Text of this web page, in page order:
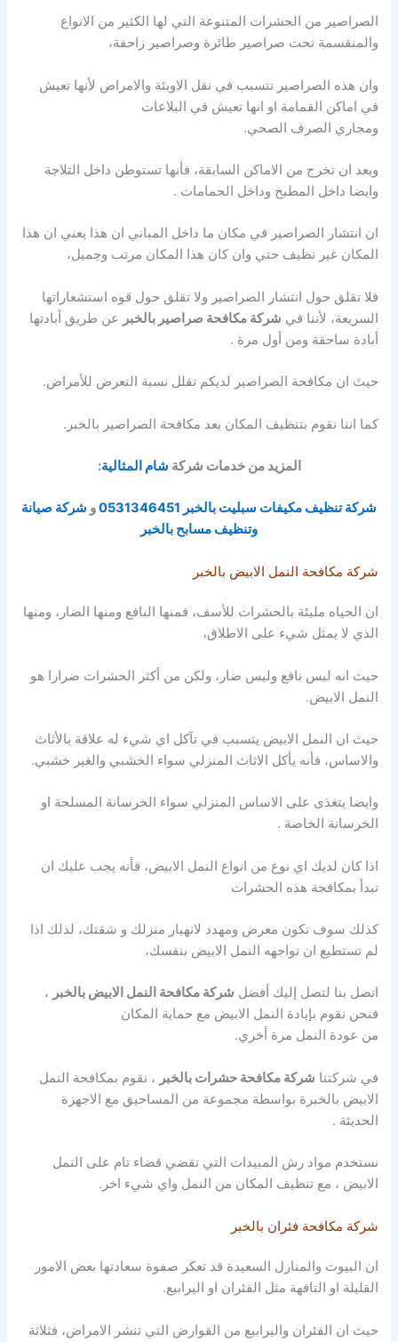
الصراصير من الحشرات المتنوعة التي لها الكثير من الانواع
والمنقسمة تحت صراصير طائرة وصراصير زاحفة،
وان هذه الصراصير تتسبب في نقل الاوبئة والامراض لأنها تعيش
في اماكن القمامة او انها تعيش في البلاعات
ومجاري الصرف الصحي.
وبعد ان تخرج من الاماكن السابقة، فأنها تستوطن داخل الثلاجة
وايضا داخل المطبخ وداخل الحمامات .
ان انتشار الصراصير في مكان ما داخل المباني ان هذا يعني ان هذا
المكان غير نظيف حتي وان كان هذا المكان مرتب وجميل،
فلا تقلق حول انتشار الصراصير ولا تقلق حول قوه استشعاراتها
السريعة، لأننا في شركة مكافحة صراصير بالخبر عن طريق أبادتها
أبادة ساحقة ومن أول مرة .
حيث ان مكافحة الصراصير لديكم تقلل نسبة التعرض للأمراض.
كما اننا نقوم بتنظيف المكان بعد مكافحة الصراصير بالخبر.
المزيد من خدمات شركة شام المثالية:
شركة تنظيف مكيفات سبليت بالخبر 0531346451 و شركة صيانة
وتنظيف مسابح بالخبر
شركة مكافحة النمل الابيض بالخبر
ان الحياه مليئة بالحشرات للأسف، فمنها النافع ومنها الضار، ومنها
الذي لا يمثل شيء على الاطلاق،
حيث انه ليس نافع وليس ضار، ولكن من أكثر الحشرات ضرارا هو
النمل الابيض.
حيث ان النمل الابيض يتسبب في تآكل اي شيء له علاقة بالأثاث
والاساس، فأنه يأكل الاثاث المنزلي سواء الخشبي والغير خشبي.
وايضا يتغذى على الاساس المنزلي سواء الخرسانة المسلحة او
الخرسانة الخاصة .
اذا كان لديك اي نوع من انواع النمل الابيض، فأنه يجب عليك ان
تبدأ بمكافحة هذه الحشرات
كذلك سوف تكون معرض ومهدد لانهيار منزلك و شقتك، لذلك اذا
لم تستطيع ان تواجهه النمل الابيض بنفسك،
اتصل بنا لتصل إليك أفضل شركة مكافحة النمل الابيض بالخبر ،
فنحن نقوم بإبادة النمل الابيض مع حماية المكان
من عودة النمل مرة أخري.
في شركتنا شركة مكافحة حشرات بالخبر ، نقوم بمكافحة النمل
الابيض بالخبرة بواسطة مجموعة من المساحيق مع الاجهزة
الحديثة .
نستخدم مواد رش المبيدات التي تقضي قضاء تام على النمل
الابيض ، مع تنظيف المكان من النمل واي شيء اخر.
شركة مكافحة فئران بالخبر
ان البيوت والمنازل السعيدة قد تعكر صفوة سعادتها بعض الامور
القليلة او التافهة مثل الفئران او اليرابيع.
حيث ان الفئران واليرابيع من القوارض التي تنشر الامراض، فثلاثة